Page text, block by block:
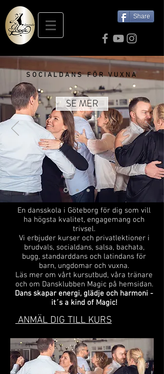
Share
SOCIALDANS FÖR VUXNA
SE MER
En dansskola i Göteborg för dig som vill
ha högsta kvalitet, engagemang och
trivsel.
Vi erbjuder kurser och privatlektioner i
brudvals, socialdans, salsa, bachata,
bugg, standarddans och latindans för
barn, ungdomar och vuxna.
Läs mer om vårt kursutbud, våra tränare
och om Dansklubben Magic på hemsidan.
Dans skapar energi, glädje och harmoni -
it´s a kind of Magic!
ANMÄL DIG TILL KURS